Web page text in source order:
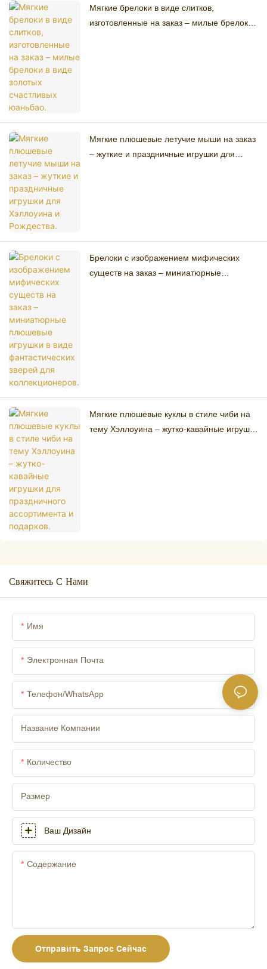
Мягкие брелоки в виде слитков,
изготовленные на заказ – милые брелоки
Мягкие плюшевые летучие мыши на заказ
– жуткие и праздничные игрушки для
Брелоки с изображением мифических
существ на заказ – миниатюрные
Мягкие плюшевые куклы в стиле чиби на
тему Хэллоуина – жутко-кавайные игрушки
Свяжитесь С Нами
Имя
Электронная Почта
Телефон/WhatsApp
Название Компании
Количество
Размер
Ваш Дизайн
Содержание
Отправить Запрос Сейчас